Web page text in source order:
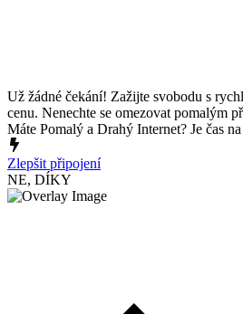
Už žádné čekání! Zažijte svobodu s
cenu. Nenechte se omezovat pomalým
Máte Pomalý a Drahý Internet? Je čas
Zlepšit připojení
NE, DÍKY